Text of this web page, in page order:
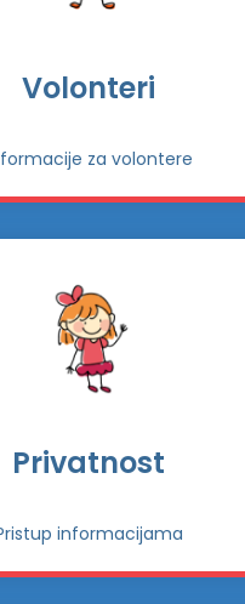
Volonteri
za volontere
Privatnost
informacijama